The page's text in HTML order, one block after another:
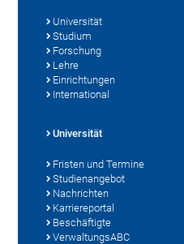
Universität
Studium
Forschung
Lehre
Einrichtungen
International
Universität
Fristen und Termine
Studienangebot
Nachrichten
Karriereportal
Beschäftigte
VerwaltungsABC